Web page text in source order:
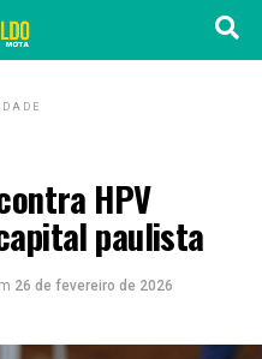
HPV
paulista
26 de fevereiro de 2026